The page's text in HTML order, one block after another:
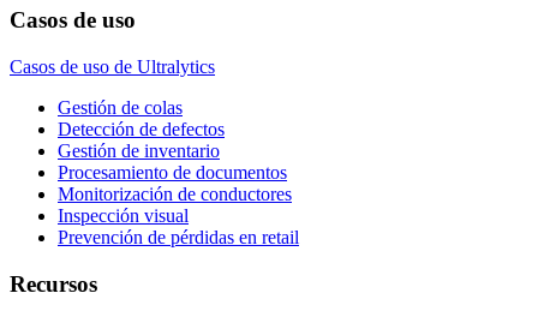
Casos de uso
Casos de uso de Ultralytics
Gestión de colas
Detección de defectos
Gestión de inventario
Procesamiento de documentos
Monitorización de conductores
Inspección visual
Prevención de pérdidas en retail
Recursos